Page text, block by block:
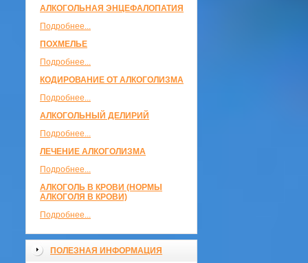
АЛКОГОЛЬНАЯ ЭНЦЕФАЛОПАТИЯ
Подробнее...
ПОХМЕЛЬЕ
Подробнее...
КОДИРОВАНИЕ ОТ АЛКОГОЛИЗМА
Подробнее...
АЛКОГОЛЬНЫЙ ДЕЛИРИЙ
Подробнее...
ЛЕЧЕНИЕ АЛКОГОЛИЗМА
Подробнее...
АЛКОГОЛЬ В КРОВИ (НОРМЫ
АЛКОГОЛЯ В КРОВИ)
Подробнее...
ПОЛЕЗНАЯ ИНФОРМАЦИЯ